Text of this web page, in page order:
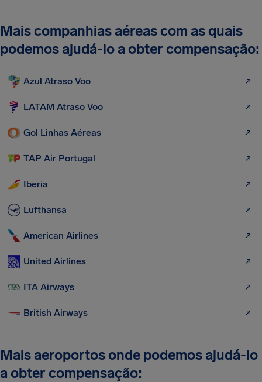
Mais companhias aéreas com as quais
podemos ajudá-lo a obter compensação:
Azul Atraso Voo
LATAM Atraso Voo
Gol Linhas Aéreas
TAP Air Portugal
Iberia
Lufthansa
American Airlines
United Airlines
ITA Airways
British Airways
Mais aeroportos onde podemos ajudá-lo
a obter compensação: